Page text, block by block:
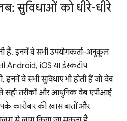
सुविधाओं को धीरे-धीरे
हैं. इनमें वे सभी उपयोगकर्ता-अनुकूल
Android, iOS या डेस्कटॉप
वे सभी सुविधाएं भी होती हैं जो वेब
सही तरीकों और आधुनिक वेब एपीआई
कारोबार की खास बातों और